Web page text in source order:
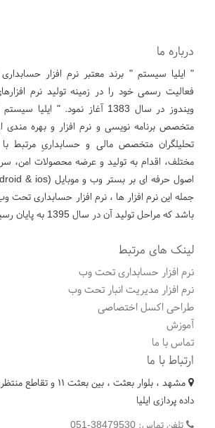
درباره ما
" ایلیا سیستم " برند معتبر نرم افزار
فعالیت رسمی خود را در زمینه تولید نرم
ویندوز در سال 1383 آغاز نمود. "
متخصص برنامه نویسی و نرم افزار و بهره مندی
تحلیلگران متخصص مالی و حسابداریِ مرتبط با
مختلف، اقدام به تولید و عرضه محصولات امن،
جمله این نرم افزار ها ، نرم افزار حسابداری تحت
باشد که مراحل تولید آن در سال 1395 به پایان رسید.
لینک های مرتبط
نرم افزار حسابداری تحت وب
نرم افزار مدیریت انبار تحت وب
طراحی اکسل اختصاصی
آموزش
تماس با ما
ارتباط با ما
داده پردازی ایلیا
تلفن تماس: 38479530-051